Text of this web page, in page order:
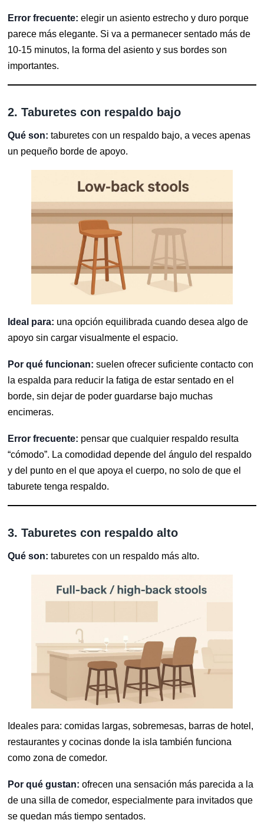
Error frecuente: elegir un asiento estrecho y duro porque
parece más elegante. Si va a permanecer sentado más de
10-15 minutos, la forma del asiento y sus bordes son
importantes.
2. Taburetes con respaldo bajo
Qué son: taburetes con un respaldo bajo, a veces apenas
un pequeño borde de apoyo.
Ideal para: una opción equilibrada cuando desea algo de
apoyo sin cargar visualmente el espacio.
Por qué funcionan: suelen ofrecer suficiente contacto con
la espalda para reducir la fatiga de estar sentado en el
borde, sin dejar de poder guardarse bajo muchas
encimeras.
Error frecuente: pensar que cualquier respaldo resulta
“cómodo”. La comodidad depende del ángulo del respaldo
y del punto en el que apoya el cuerpo, no solo de que el
taburete tenga respaldo.
3. Taburetes con respaldo alto
Qué son: taburetes con un respaldo más alto.
Ideales para: comidas largas, sobremesas, barras de hotel,
restaurantes y cocinas donde la isla también funciona
como zona de comedor.
Por qué gustan: ofrecen una sensación más parecida a la
de una silla de comedor, especialmente para invitados que
se quedan más tiempo sentados.